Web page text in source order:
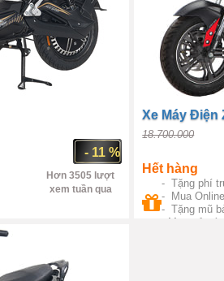
- 11 %
Hơn 3505 lượt
xem tuần qua
Xe Máy Điện
18.700.000
Hết hàng
- Tặng phí
- Mua
- Tặng mũ
- Mua trả